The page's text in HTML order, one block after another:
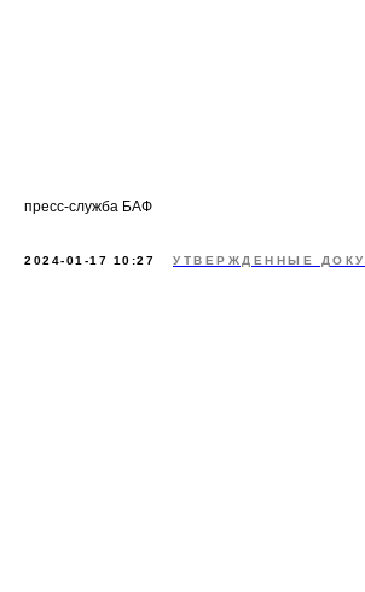
пресс-служба БАФ
2024-01-17 10:27 УТВЕРЖДЕННЫЕ